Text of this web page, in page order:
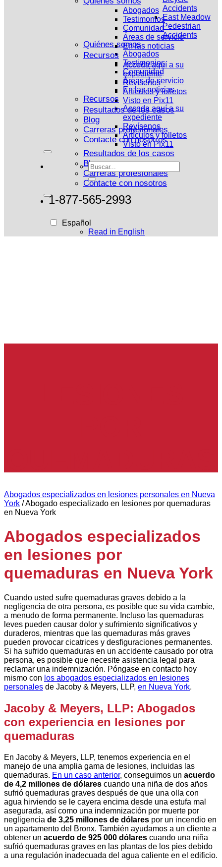
Accidents
East Meadow
Pedestrian
Accidents
Quiénes somos
Abogados
Testimonios
Comunidad
Áreas de servicio
En las noticias
Recursos
Acceda aquí a su
expediente
Revísenos
Artículos y folletos
Visto en Pix11
Resultados de los casos
Blog
Carreras profesionales
Contacte con nosotros
Abogados
Testimonios
Comunidad
Áreas de servicio
En las noticias
Recursos
Acceda aquí a su
expediente
Revísenos
Artículos y folletos
Visto en Pix11
Resultados de los casos
Blog
Carreras profesionales
Contacte con nosotros
1-877-565-2993
Español
Read in English
EN NUEVA
YORK
Abogados especializados en lesiones personales en Nueva
York /Abogado especializado en lesiones por quemaduras
en Nueva York
Abogados especializados
en lesiones por
quemaduras en Nueva York
Cuando usted sufre quemaduras graves debido a la
negligencia de otra persona, es posible que su vida cambie,
a menudo de forma permanente. Incluso las quemaduras
leves pueden causar dolor y sufrimiento significativos y
duraderos, mientras que las quemaduras más graves
pueden provocar cicatrices y desfiguraciones permanentes.
Si ha sufrido quemaduras en un accidente causado por otra
persona, es posible que necesite asistencia legal para
reclamar una indemnización. Póngase en contacto hoy
mismo con los abogados especializados en lesiones
personales de Jacoby & Meyers, LLP, en Nueva York.
Jacoby & Meyers, LLP: Abogados
con experiencia en lesiones por
quemaduras
En Jacoby & Meyers, LLP, tenemos experiencia en el
manejo de una amplia gama de lesiones, incluidas las
quemaduras. En un caso anterior, conseguimos un acuerdo
de 4,2 millones de dólares cuando una niña de dos años
sufrió quemaduras graves después de que una olla con
agua hirviendo se le cayera encima desde una estufa mal
asegurada, así como una indemnización por muerte por
negligencia de 3,25 millones de dólares por un incendio en
un apartamento del Bronx. También ayudamos a un cliente a
obtener un acuerdo de 925 000 dólares cuando una niña
sufrió quemaduras graves en las plantas de los pies debido
a una regulación inadecuada del agua caliente en el edificio.